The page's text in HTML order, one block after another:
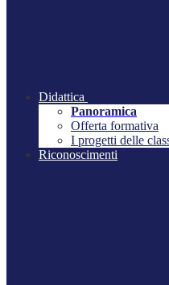
Didattica
Panoramica
Offerta formativa
I progetti delle
Riconoscimenti